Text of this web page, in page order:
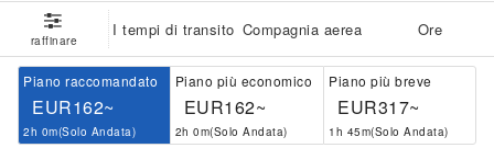
raffinare
I tempi di transito Compagnia aerea Ore
Piano raccomandato
EUR162~
2h 0m(Solo Andata)
Piano più economico
EUR162~
2h 0m(Solo Andata)
Piano più breve
EUR317~
1h 45m(Solo Andata)